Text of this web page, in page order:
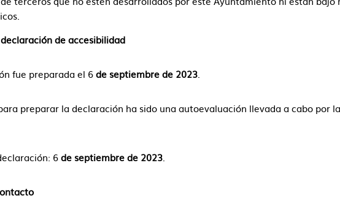
de accesibilidad
fue preparada el 6de septiembre de 2023.
preparar la declaración ha sido una autoevaluación llevada a cabo por
6de septiembre de 2023.